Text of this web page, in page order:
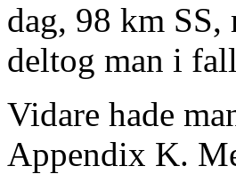
dag, 98 km SS,
deltog man i
Vidare hade
Appendix K.